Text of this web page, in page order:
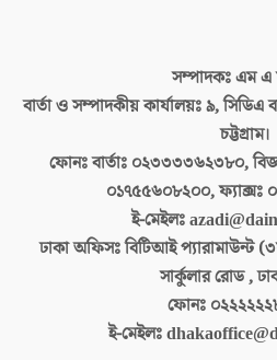
সম্পাদকঃএম এ
বার্তা ও সম্পাদকীয় কার্যালয়ঃ৯, সিডিএ
চট্টগ্রাম।
ফোনঃ বার্তাঃ ০২৩৩৩৩৬২৩৮০,
০১৭৫৫৬০৮২০০, ফ্যাক্সঃ
ই-মেইলঃ
ঢাকা অফিসঃবিটিআই প্যারামাউন্ট
সার্কুলার রোড ,
ফোনঃ
ই-মেইলঃ